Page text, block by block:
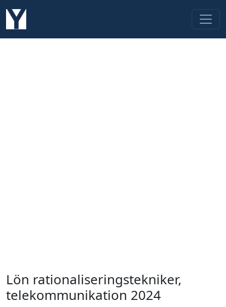
Lön rationaliseringstekniker,
telekommunikation 2024